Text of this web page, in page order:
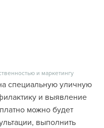
и маркетингу
специальную уличную
и выявление
можно будет
выполнить